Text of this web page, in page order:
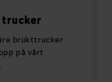
brukttrucker
på vårt